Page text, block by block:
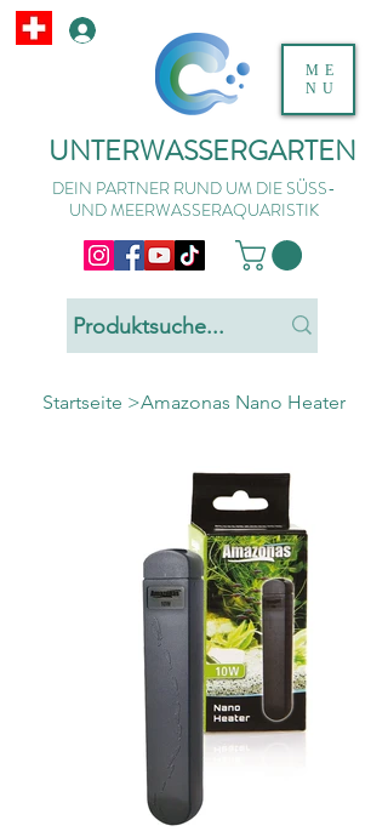
UNTERWASSERGARTEN
DEIN PARTNER RUND UM DIE SÜSS-
UND MEERWASSERAQUARISTIK
ME
NU
Startseite >Amazonas Nano Heater